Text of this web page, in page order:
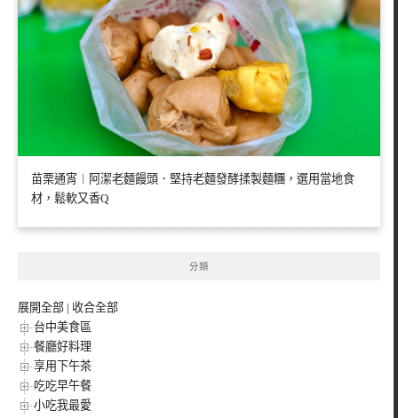
苗栗通宵︱阿潔老麵饅頭．堅持老麵發酵揉製麵糰，選用當地食
材，鬆軟又香Q
分類
展開全部 | 收合全部
台中美食區
餐廳好料理
享用下午茶
吃吃早午餐
小吃我最愛